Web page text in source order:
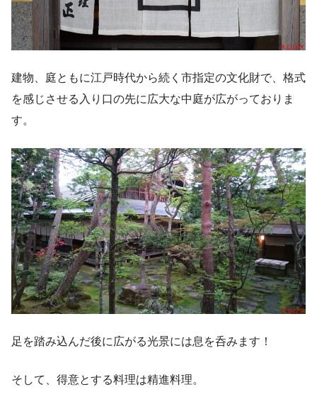
建物、庭ともに江戸時代から続く市指定の文化財で、格式
を感じさせる入り口の先に広大な中庭が広がっておりま
す。
足を踏み込んだ後に広がる光景には息を呑みます！
そして、得意とする料理は精進料理。